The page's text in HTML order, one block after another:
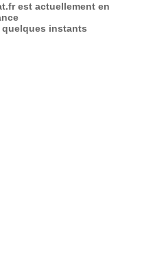
est actuellement en
quelques instants